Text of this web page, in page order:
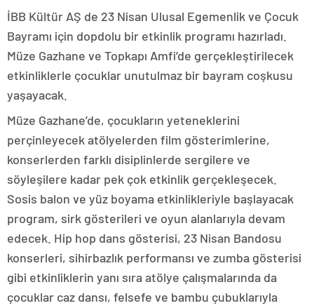
İBB Kültür AŞ de 23 Nisan Ulusal Egemenlik ve Çocuk
Bayramı için dopdolu bir etkinlik programı hazırladı.
Müze Gazhane ve Topkapı Amfi’de gerçekleştirilecek
etkinliklerle çocuklar unutulmaz bir bayram coşkusu
yaşayacak.
Müze Gazhane’de, çocukların yeteneklerini
perçinleyecek atölyelerden film gösterimlerine,
konserlerden farklı disiplinlerde sergilere ve
söyleşilere kadar pek çok etkinlik gerçekleşecek.
Sosis balon ve yüz boyama etkinlikleriyle başlayacak
program, sirk gösterileri ve oyun alanlarıyla devam
edecek. Hip hop dans gösterisi, 23 Nisan Bandosu
konserleri, sihirbazlık performansı ve zumba gösterisi
gibi etkinliklerin yanı sıra atölye çalışmalarında da
çocuklar caz dansı, felsefe ve bambu çubuklarıyla